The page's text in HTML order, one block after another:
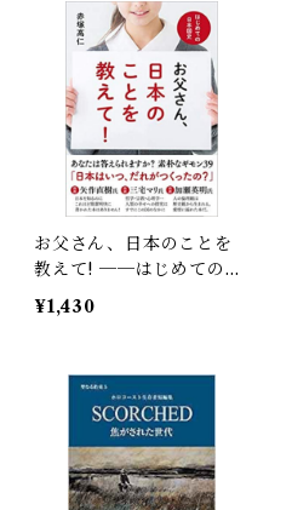
お父さん、日本のことを
教えて! ──はじめての日
本国史
¥1,430